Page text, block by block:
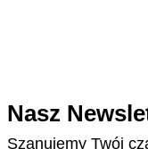
Nasz
Szanujemy Twój